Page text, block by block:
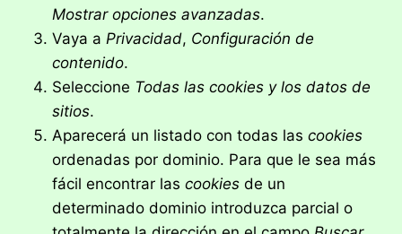
Mostrar opciones avanzadas.
Vaya a Privacidad, Configuración de
contenido.
Seleccione Todas las cookies y los datos de
sitios.
Aparecerá un listado con todas las cookies
ordenadas por dominio. Para que le sea más
fácil encontrar las cookies de un
determinado dominio introduzca parcial o